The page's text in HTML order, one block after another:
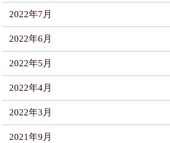
2022年7月
2022年6月
2022年5月
2022年4月
2022年3月
2021年9月